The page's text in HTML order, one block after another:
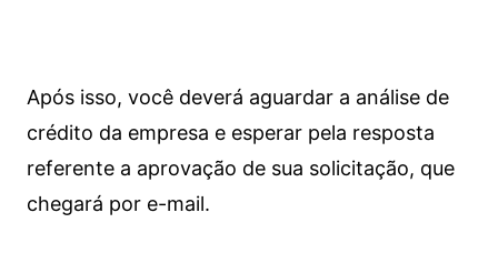
Após isso, você deverá aguardar a análise de
crédito da empresa e esperar pela resposta
referente a aprovação de sua solicitação, que
chegará por e-mail.